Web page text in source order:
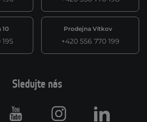
10 Prodejna Vítkov
+420 556 770 199
Sledujte nás
Youtube Instagram LinkedIn